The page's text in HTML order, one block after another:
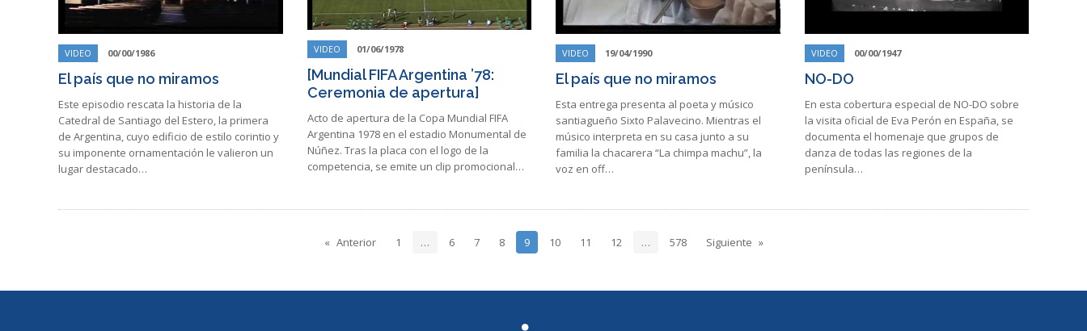
VIDEO 00/00/1986
El país que no miramos
Este episodio rescata la historia de la
Catedral de Santiago del Estero, la primera
de Argentina, cuyo edificio de estilo corintio y
su imponente ornamentación le valieron un
lugar destacado…
VIDEO 01/06/1978
[Mundial FIFA Argentina ’78:
Ceremonia de apertura]
Acto de apertura de la Copa Mundial FIFA
Argentina 1978 en el estadio Monumental de
Núñez. Tras la placa con el logo de la
competencia, se emite un clip promocional…
VIDEO 19/04/1990
El país que no miramos
Esta entrega presenta al poeta y músico
santiagueño Sixto Palavecino. Mientras el
músico interpreta en su casa junto a su
familia la chacarera “La chimpa machu”, la
voz en off…
VIDEO 00/00/1947
NO-DO
En esta cobertura especial de NO-DO sobre
la visita oficial de Eva Perón en España, se
documenta el homenaje que grupos de
danza de todas las regiones de la
península…
Anterior 1 … 6 7 8 9 10 11 12 … 578 Siguiente